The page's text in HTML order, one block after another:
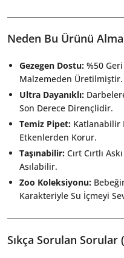
Neden Bu Ürünü
Gezegen Dostu: %50
Malzemeden Üretilmiştir.
Ultra Dayanıklı:
Son Derece Dirençlidir.
Temiz Pipet: Katlanabilir
Etkenlerden Korur.
Taşınabilir: Cırt Cırtlı
Asılabilir.
Zoo Koleksiyonu:
Karakteriyle Su İçmeyi
Sıkça Sorulan Sorular